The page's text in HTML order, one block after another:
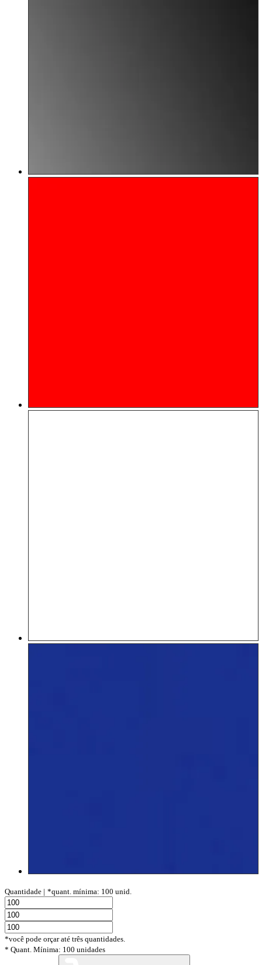
Quantidade | *quant. mínima: 100 unid.
*você pode orçar até três quantidades.
* Quant. Mínima: 100 unidades